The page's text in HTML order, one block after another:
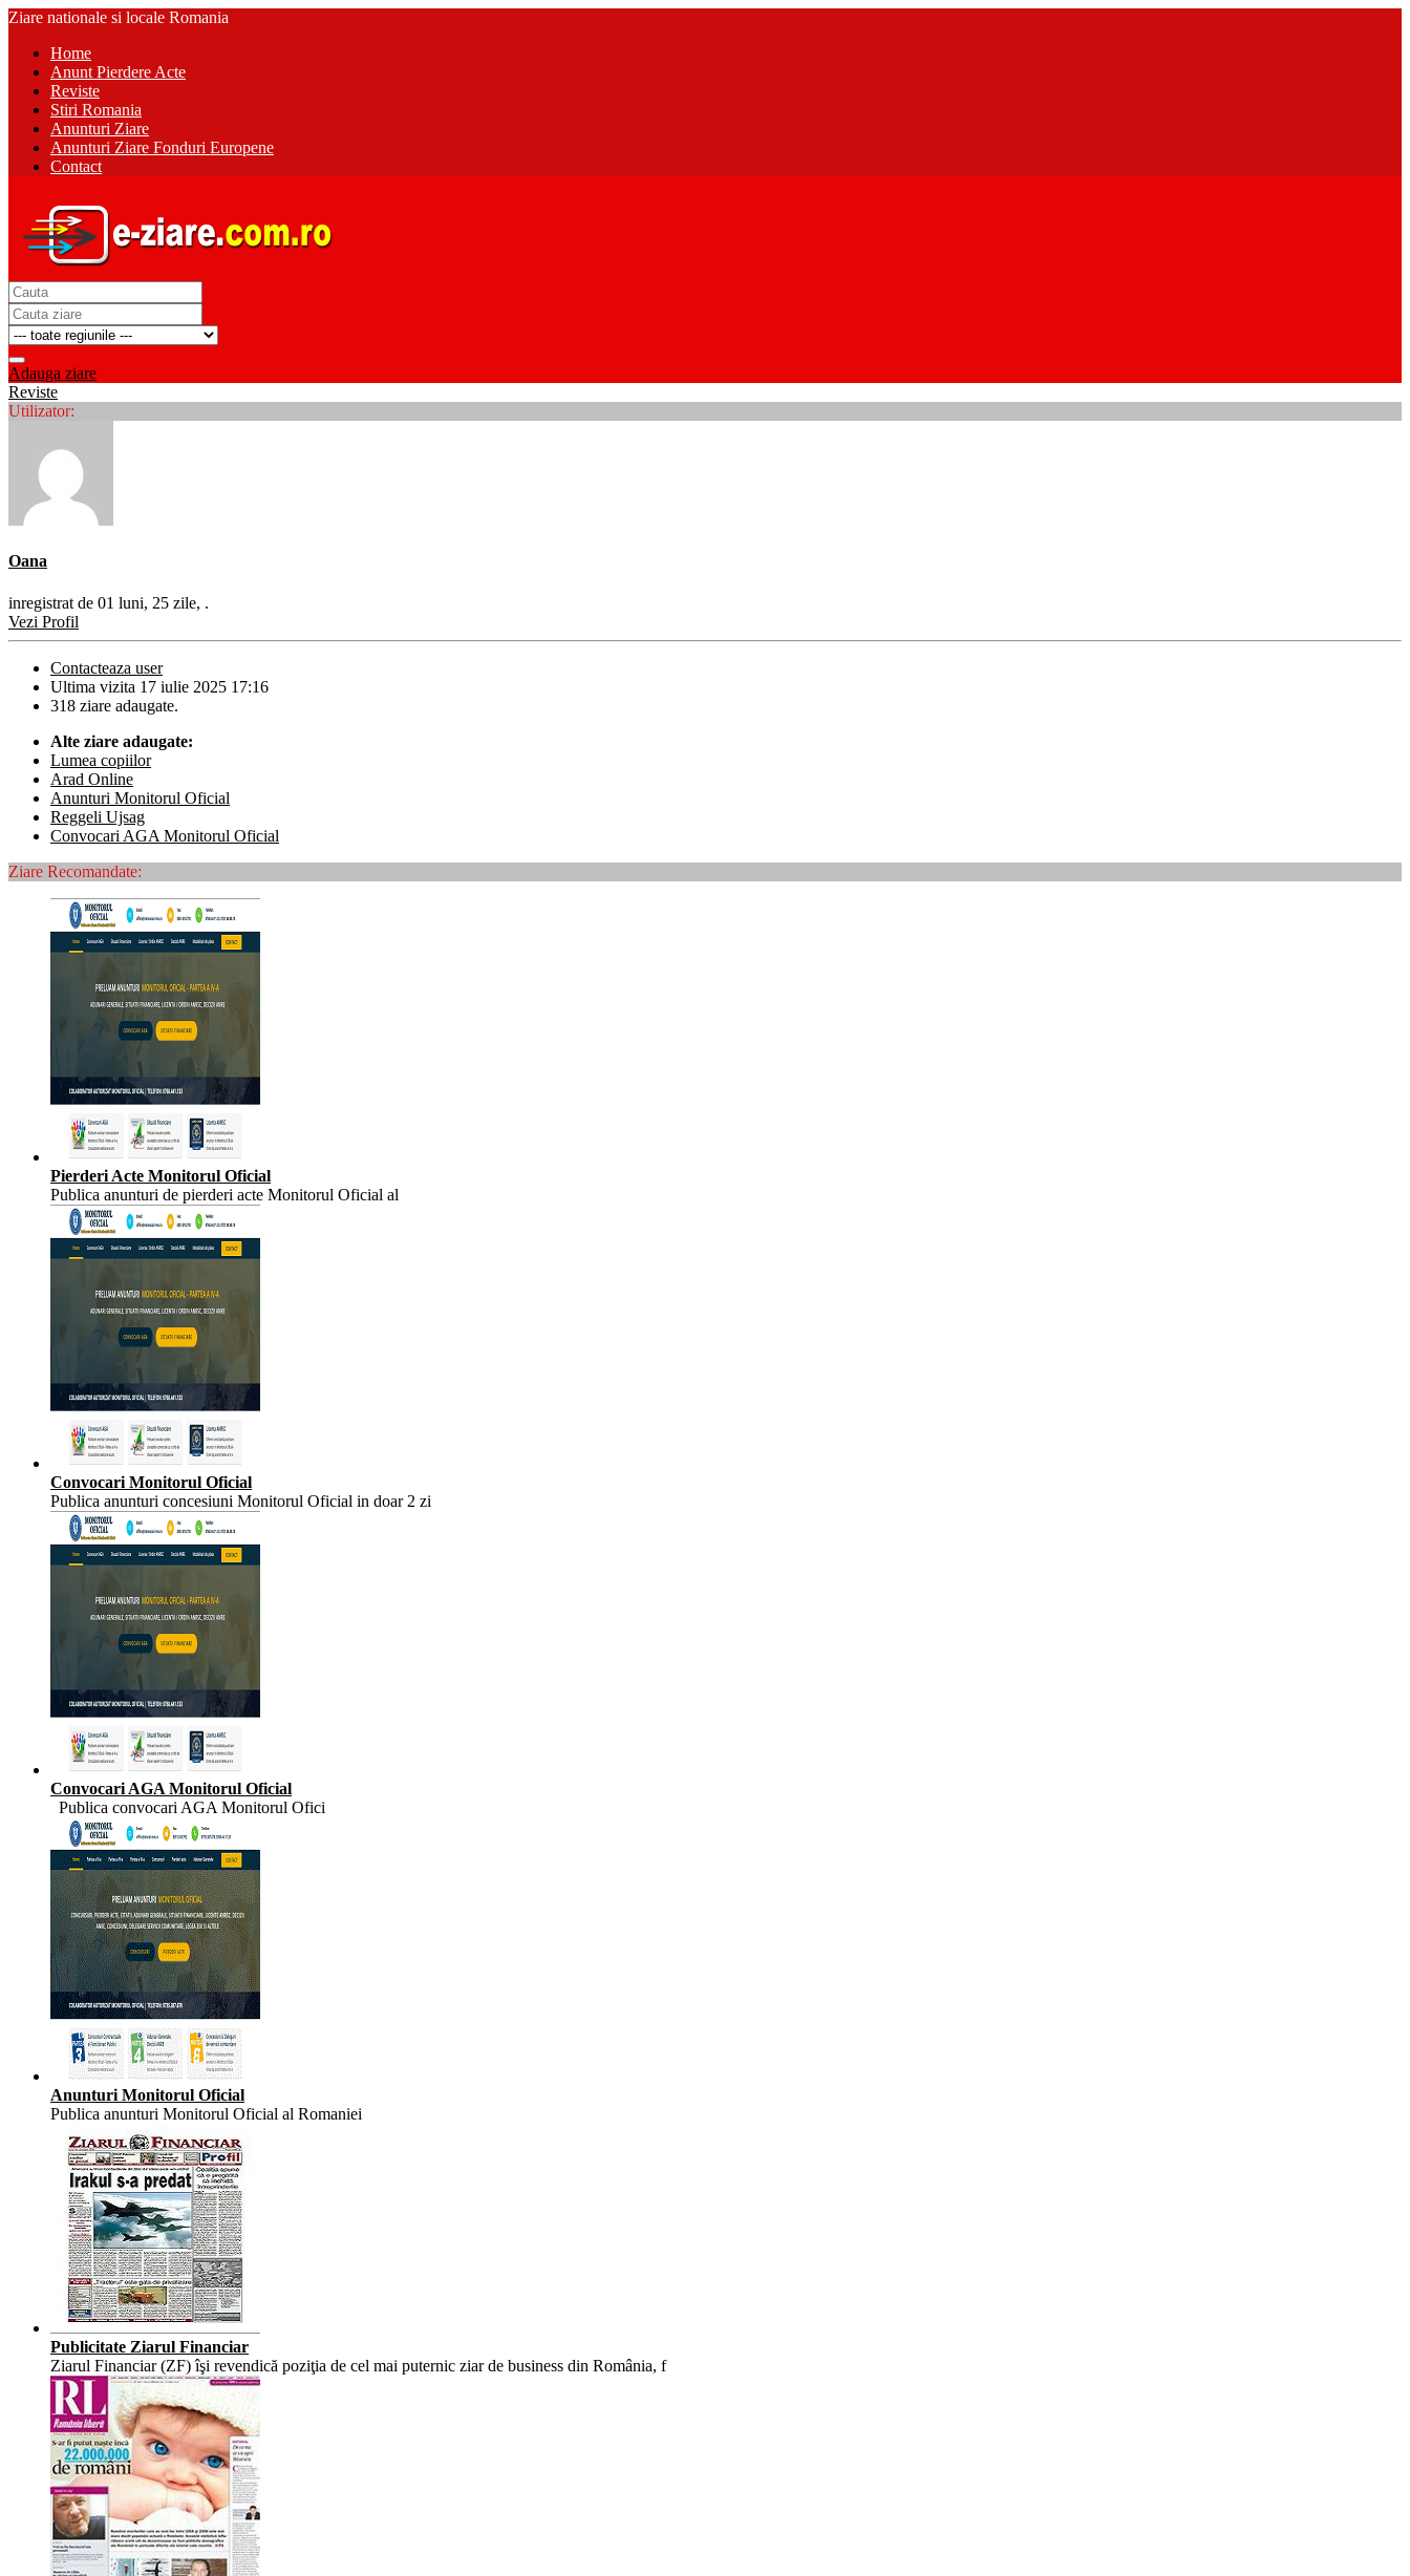
Ziare nationale si locale Romania
Home
Anunt Pierdere Acte
Reviste
Stiri Romania
Anunturi Ziare
Anunturi Ziare Fonduri Europene
Contact
Adauga ziare
Reviste
Utilizator:
Oana
inregistrat de 01 luni, 25 zile, .
Vezi Profil
Contacteaza user
Ultima vizita 17 iulie 2025 17:16
318 ziare adaugate.
Alte ziare adaugate:
Lumea copiilor
Arad Online
Anunturi Monitorul Oficial
Reggeli Ujsag
Convocari AGA Monitorul Oficial
Ziare Recomandate:
Pierderi Acte Monitorul Oficial
Publica anunturi de pierderi acte Monitorul Oficial al
Convocari Monitorul Oficial
Publica anunturi concesiuni Monitorul Oficial in doar 2 zi
Convocari AGA Monitorul Oficial
Publica convocari AGA Monitorul Ofici
Anunturi Monitorul Oficial
Publica anunturi Monitorul Oficial al Romaniei
Publicitate Ziarul Financiar
Ziarul Financiar (ZF) îşi revendică poziţia de cel mai puternic ziar de business din România, f